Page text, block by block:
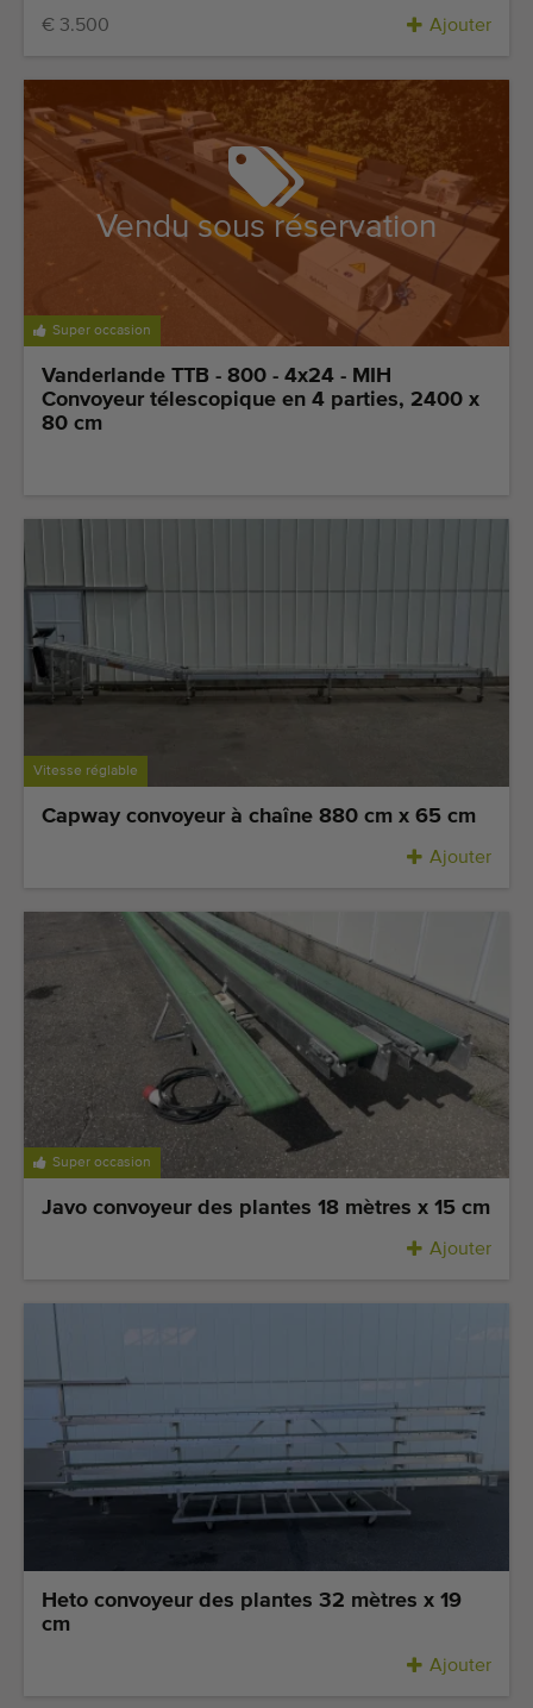
€ 3.500 Ajouter
Super occasion
Vendu sous réservation
Vanderlande TTB - 800 - 4x24 - MIH
Convoyeur télescopique en 4 parties, 2400 x
80 cm
Vitesse réglable
Capway convoyeur à chaîne 880 cm x 65 cm
Ajouter
Super occasion
Javo convoyeur des plantes 18 mètres x 15 cm
Ajouter
Heto convoyeur des plantes 32 mètres x 19
cm
Ajouter